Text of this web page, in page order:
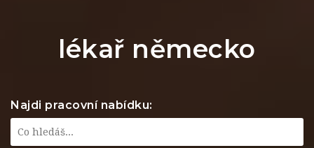
lékař německo
Najdi pracovní nabídku: